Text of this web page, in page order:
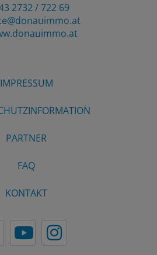
2732 / 722 69
IMPRESSUM
PARTNER
FAQ
KONTAKT